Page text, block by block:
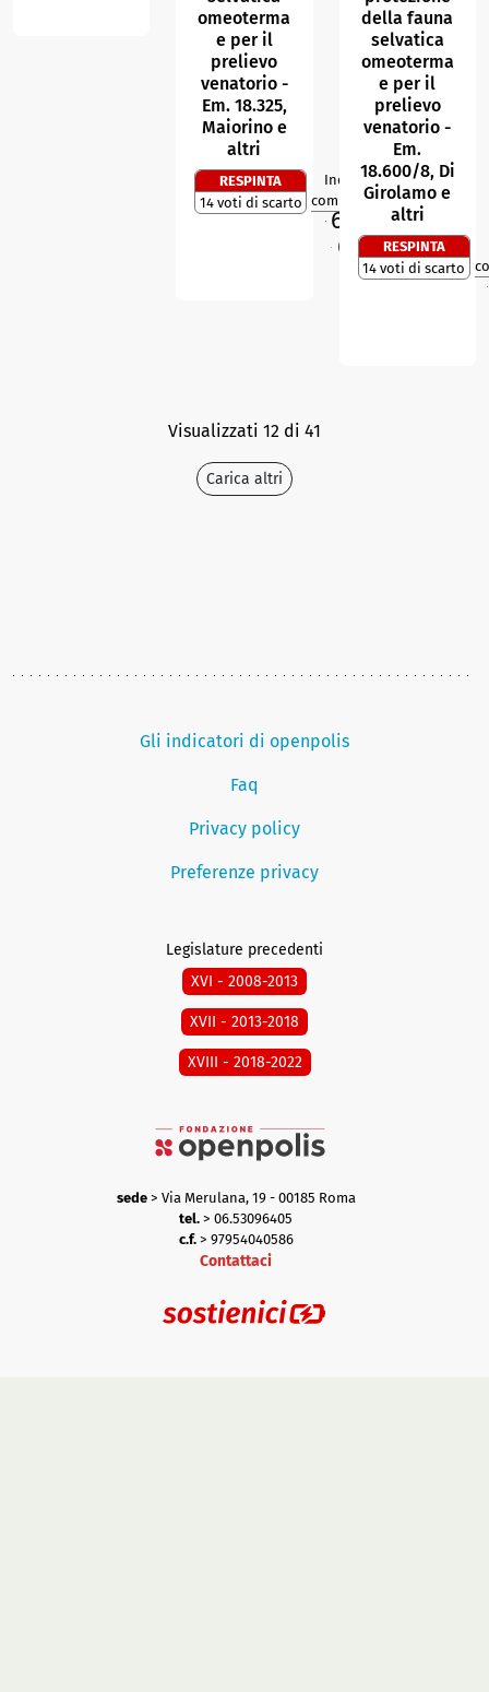
omeoterma
e per il
prelievo
venatorio -
Em. 18.325,
Maiorino e
altri
RESPINTA
14 voti di scarto
Indice di
compattezza
68,1
65,1 %
3
della fauna
selvatica
omeoterma
e per il
prelievo
venatorio -
Em.
18.600/8, Di
Girolamo e
altri
RESPINTA
14 voti di scarto
Visualizzati 12 di 41
Carica altri
Gli indicatori di openpolis
Faq
Privacy policy
Preferenze privacy
Legislature precedenti
XVI - 2008-2013
XVII - 2013-2018
XVIII - 2018-2022
sede> Via Merulana, 19 - 00185 Roma
tel. > 06.53096405
c.f.> 97954040586
Contattaci